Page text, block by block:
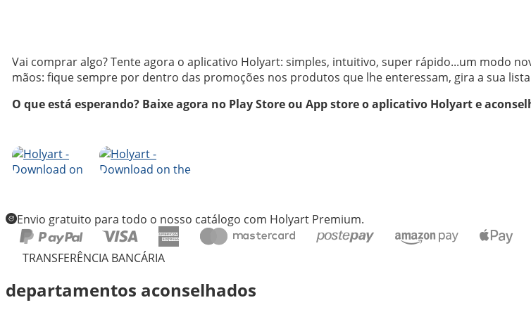
Vai comprar algo? Tente agora o aplicativo Holyart: simples, intuitivo, super rápido...um modo
mãos: fique sempre por dentro das promoções nos produtos que lhe enteressam, gira a sua
O que está esperando? Baixe agora no Play Store ou App store o aplicativo Holyart e
Envio gratuito para todo o nosso catálogo com Holyart Premium.
TRANSFERÊNCIA BANCÁRIA
departamentos aconselhados